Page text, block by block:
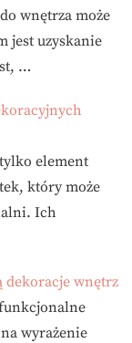
wnętrza może
jest uzyskanie
…
element
który może
Ich
dekoracje wnętrz
wyrażenie